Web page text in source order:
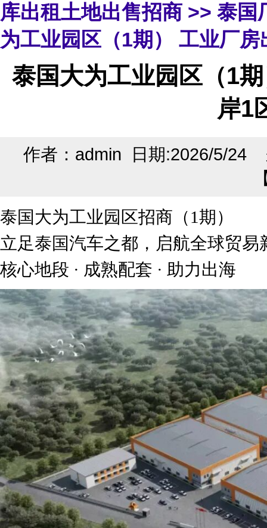
库出租土地出售招商 >> 泰国
为工业园区（1期） 工业厂
泰国大为工业园区（1
岸1
作者：admin 日期:2026/5/24
泰国大为工业园区招商（1期）
立足泰国汽车之都，启航全球贸易
核心地段 · 成熟配套 · 助力出海